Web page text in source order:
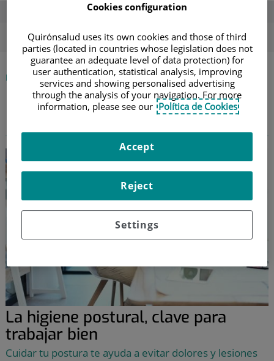
ola de calor verano
INICIO| ETIQUETA
codo tenista
La higiene postural, clave para
trabajar bien
Cuidar tu postura te ayuda a evitar dolores y lesiones
Cookies configuration
Quirónsalud uses its own cookies and those of third
parties (located in countries whose legislation does not
guarantee an adequate level of data protection) for
user authentication, statistical analysis, improving
services and showing personalised advertising
through the analysis of your navigation. For more
information, please see our Política de Cookies
Settings
Reject
Accept